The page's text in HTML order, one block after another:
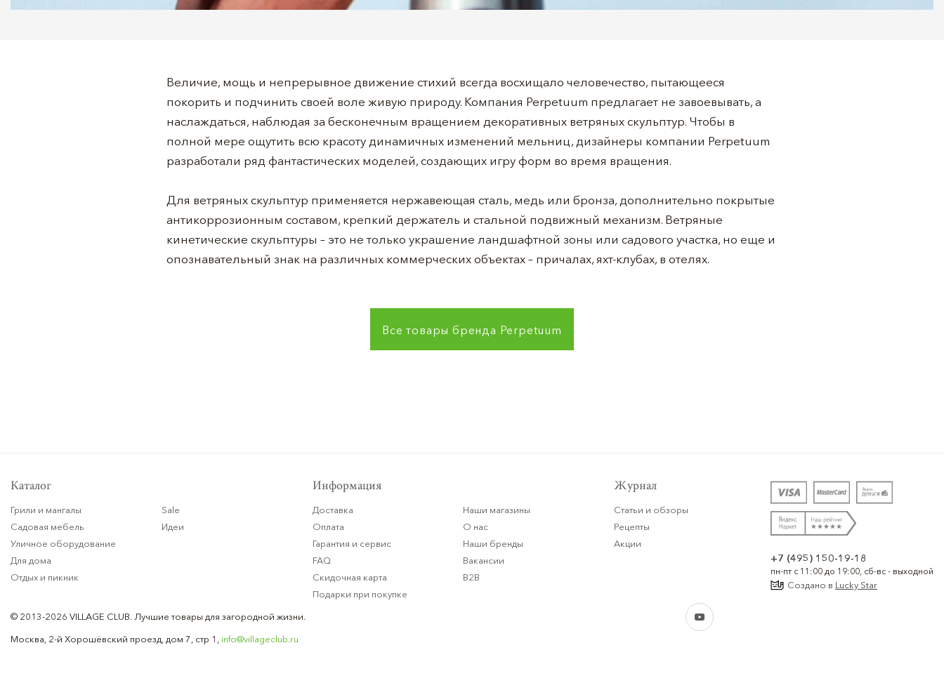
Величие, мощь и непрерывное движение стихий всегда восхищало человечество, пытающееся
покорить и подчинить своей воле живую природу. Компания Perpetuum предлагает не завоевывать, а
наслаждаться, наблюдая за бесконечным вращением декоративных ветряных скульптур. Чтобы в
полной мере ощутить всю красоту динамичных изменений мельниц, дизайнеры компании Perpetuum
разработали ряд фантастических моделей, создающих игру форм во время вращения.
Для ветряных скульптур применяется нержавеющая сталь, медь или бронза, дополнительно покрытые
антикоррозионным составом, крепкий держатель и стальной подвижный механизм. Ветряные
кинетические скульптуры – это не только украшение ландшафтной зоны или садового участка, но еще и
опознавательный знак на различных коммерческих объектах – причалах, яхт-клубах, в отелях.
Все товары бренда Perpetuum
Каталог
Грили и мангалы
Садовая мебель
Уличное оборудование
Для дома
Отдых и пикник
Sale
Идеи
Информация
Доставка
Оплата
Гарантия и сервис
FAQ
Скидочная карта
Подарки при покупке
Наши магазины
О нас
Наши бренды
Вакансии
B2B
Журнал
Статьи и обзоры
Рецепты
Акции
© 2013-2026 VILLAGE CLUB. Лучшие товары для загородной жизни.
Москва, 2-й Хорошёвский проезд, дом 7, стр 1, info@villageclub.ru
+7 (495) 150-19-18
пн-пт с 11:00 до 19:00, сб-вс - выходной
Создано в Lucky Star